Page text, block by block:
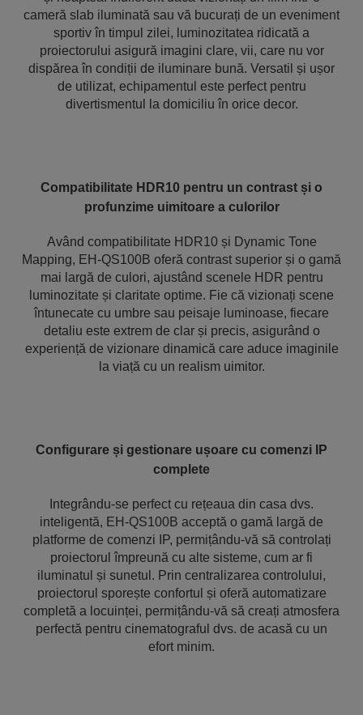
cameră slab iluminată sau vă bucurați de un eveniment
sportiv în timpul zilei, luminozitatea ridicată a
proiectorului asigură imagini clare, vii, care nu vor
dispărea în condiții de iluminare bună. Versatil și ușor
de utilizat, echipamentul este perfect pentru
divertismentul la domiciliu în orice decor.
Compatibilitate HDR10 pentru un contrast și o
profunzime uimitoare a culorilor
Având compatibilitate HDR10 și Dynamic Tone
Mapping, EH-QS100B oferă contrast superior și o gamă
mai largă de culori, ajustând scenele HDR pentru
luminozitate și claritate optime. Fie că vizionați scene
întunecate cu umbre sau peisaje luminoase, fiecare
detaliu este extrem de clar și precis, asigurând o
experiență de vizionare dinamică care aduce imaginile
la viață cu un realism uimitor.
Configurare și gestionare ușoare cu comenzi IP
complete
Integrându-se perfect cu rețeaua din casa dvs.
inteligentă, EH-QS100B acceptă o gamă largă de
platforme de comenzi IP, permițându-vă să controlați
proiectorul împreună cu alte sisteme, cum ar fi
iluminatul și sunetul. Prin centralizarea controlului,
proiectorul sporește confortul și oferă automatizare
completă a locuinței, permițându-vă să creați atmosfera
perfectă pentru cinematograful dvs. de acasă cu un
efort minim.